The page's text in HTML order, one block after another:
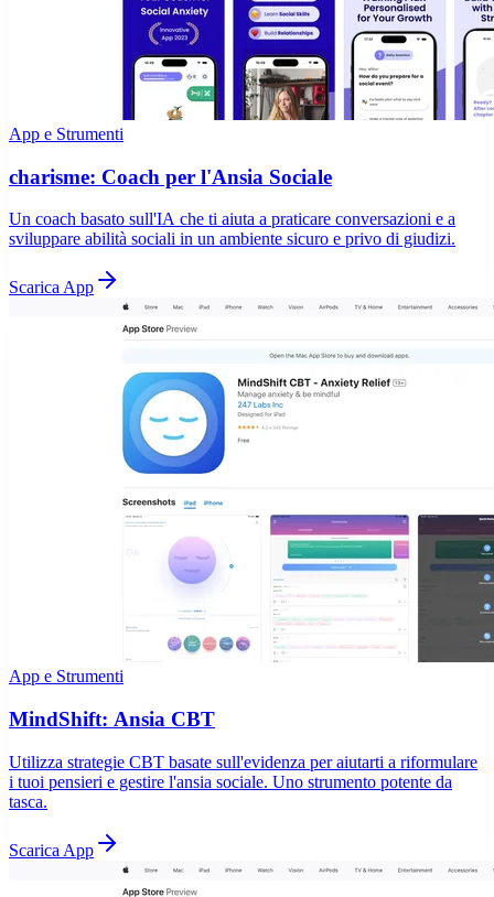
App e Strumenti
charisme: Coach per l'Ansia Sociale
Un coach basato sull'IA che ti aiuta a praticare conversazioni e a
sviluppare abilità sociali in un ambiente sicuro e privo di giudizi.
Scarica App
App e Strumenti
MindShift: Ansia CBT
Utilizza strategie CBT basate sull'evidenza per aiutarti a riformulare
i tuoi pensieri e gestire l'ansia sociale. Uno strumento potente da
tasca.
Scarica App